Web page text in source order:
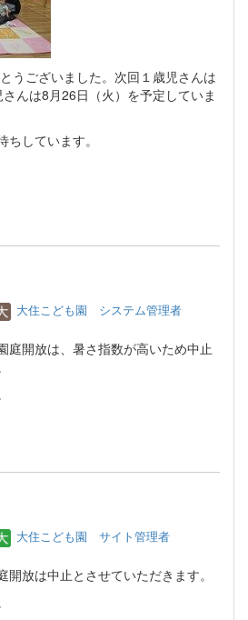
うございました。次回１歳児さんは
んは8月26日（火）を予定していま
しています。
大住こども園 システム管理者
庭開放は、暑さ指数が高いため中止
大住こども園 サイト管理者
放は中止とさせていただきます。